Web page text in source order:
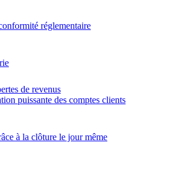
réglementaire
de revenus
puissante des comptes clients
à la clôture le jour même